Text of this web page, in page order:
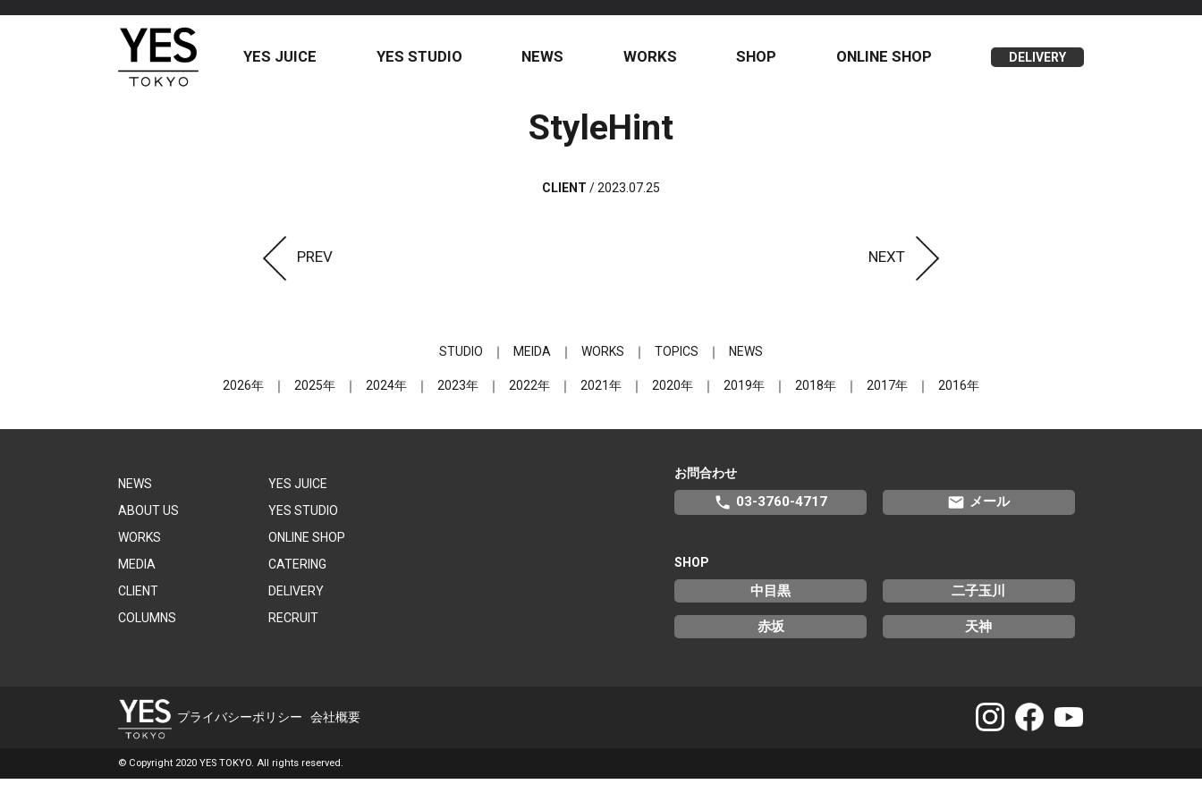
YES JUICE YES STUDIO NEWS WORKS SHOP ONLINE SHOP DELIVERY
StyleHint
CLIENT /2023.07.25
PREV NEXT
STUDIO MEIDA WORKS TOPICS NEWS
2026年 2025年 2024年 2023年 2022年 2021年 2020年 2019年 2018年 2017年 2016年
NEWS
ABOUT US
WORKS
MEDIA
CLIENT
COLUMNS
YES JUICE
YES STUDIO
ONLINE SHOP
CATERING
DELIVERY
RECRUIT
お問合わせ
phone 03-3760-4717 email メール
SHOP
中目黒 二子玉川
赤坂 天神
プライバシーポリシー 会社概要
© Copyright 2020 YES TOKYO. All rights reserved.